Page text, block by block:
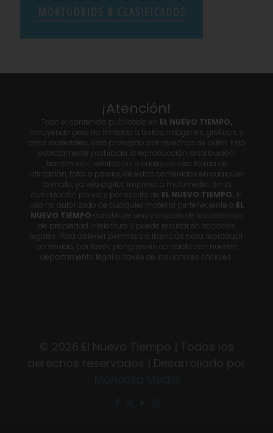
¡Atención!
Todo el contenido publicado en EL NUEVO TIEMPO,
incluyendo pero no limitado a textos, imágenes, gráficos, y
otros materiales, está protegido por derechos de autor. Está
estrictamente prohibida la reproducción, distribución,
transmisión, exhibición, o cualquier otra forma de
utilización, total o parcial, de estos contenidos en cualquier
formato, ya sea digital, impreso o multimedia, sin la
autorización previa y por escrito de EL NUEVO TIEMPO. El
uso no autorizado de cualquier material perteneciente a EL
NUEVO TIEMPO constituye una violación de los derechos
de propiedad intelectual y puede resultar en acciones
legales. Para obtener permisos o licencias para reproducir
contenido, por favor, póngase en contacto con nuestro
departamento legal a través de los canales oficiales.
© 2026 El Nuevo Tiempo | Todos los
derechos reservados | Desarrollado por